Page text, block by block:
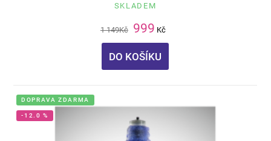
SKLADEM
1 149Kč 999 Kč
DO KOŠÍKU
DOPRAVA ZDARMA
-12.0 %